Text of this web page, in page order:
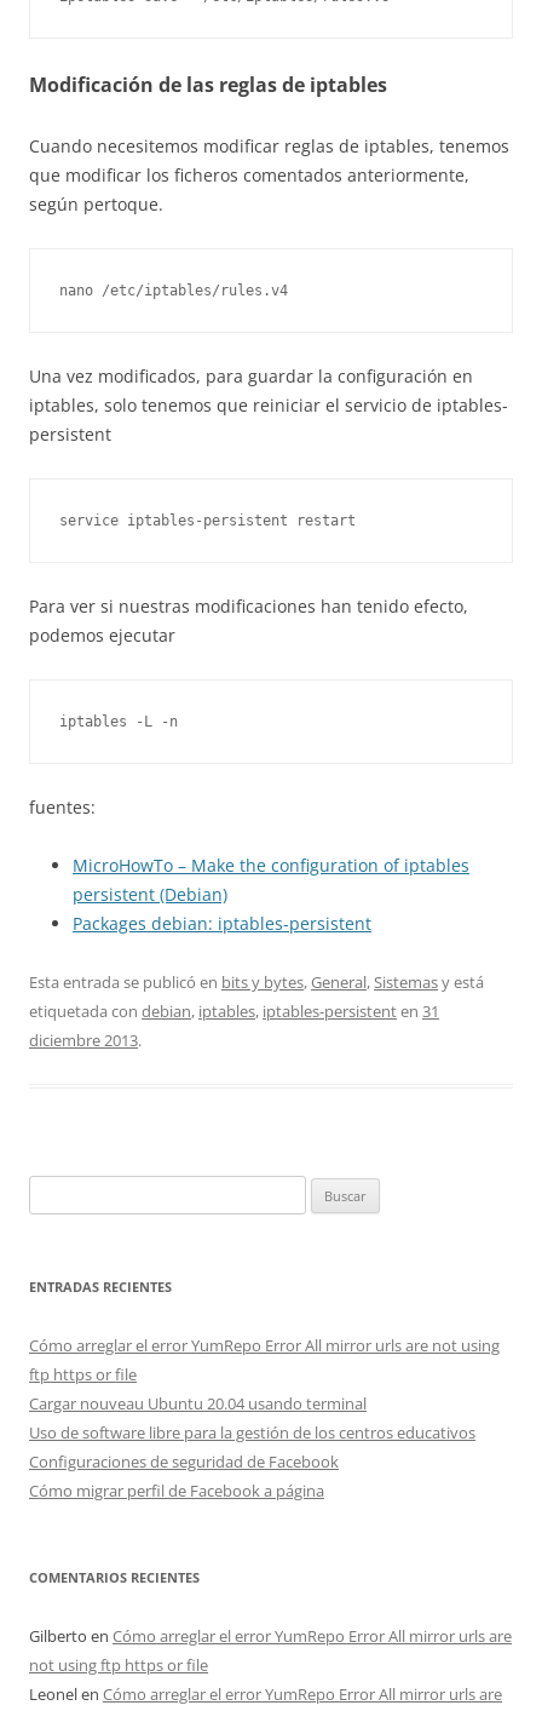
Modificación de las reglas de iptables
Cuando necesitemos modificar reglas de iptables, tenemos
que modificar los ficheros comentados anteriormente,
según pertoque.
nano /etc/iptables/rules.v4
Una vez modificados, para guardar la configuración en
iptables, solo tenemos que reiniciar el servicio de iptables-
persistent
service iptables-persistent restart
Para ver si nuestras modificaciones han tenido efecto,
podemos ejecutar
iptables -L -n
fuentes:
MicroHowTo – Make the configuration of iptables
persistent (Debian)
Packages debian: iptables-persistent
Esta entrada se publicó en bits y bytes,General,Sistemasy está
etiquetada con debian, iptables, iptables-persistenten 31
diciembre 2013.
ENTRADAS RECIENTES
Cómo arreglar el error YumRepo Error All mirror urls are not using
ftp https or file
Cargar nouveau Ubuntu 20.04 usando terminal
Uso de software libre para la gestión de los centros educativos
Configuraciones de seguridad de Facebook
Cómo migrar perfil de Facebook a página
COMENTARIOS RECIENTES
Gilberto en Cómo arreglar el error YumRepo Error All mirror urls are
not using ftp https or file
Leonelen Cómo arreglar el error YumRepo Error All mirror urls are